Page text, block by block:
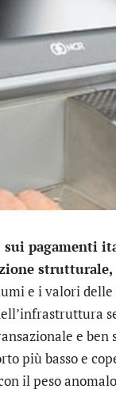
sui pagamenti
e i valori
e
più basso e
il peso